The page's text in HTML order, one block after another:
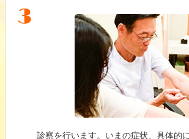
診察を行います。いまの症状、具体的